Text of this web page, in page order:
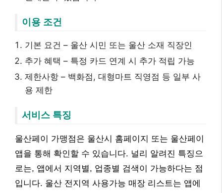
이용 조건
기본 요건 – 울산 시민 또는 울산 소재 직장인
추가 혜택 – 특정 카드 연계 시 추가 적립 가능
제한사항 – 백화점, 대형마트 직영점 등 일부 사
용 제한
서비스 특징
울산페이 가맹점은 울산시 홈페이지 또는 울산페이
앱을 통해 확인할 수 있습니다. 널리 알려진 특징으
로는, 앱에서 지역별, 업종별 검색이 가능하다는 점
입니다. 울산 전지역 사용가능 매장 리스트는 앱에